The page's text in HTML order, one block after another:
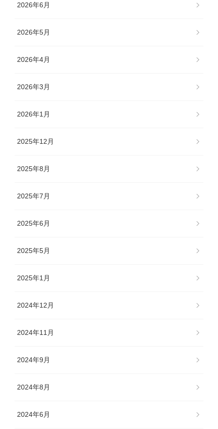
2026年6月
2026年5月
2026年4月
2026年3月
2026年1月
2025年12月
2025年8月
2025年7月
2025年6月
2025年5月
2025年1月
2024年12月
2024年11月
2024年9月
2024年8月
2024年6月